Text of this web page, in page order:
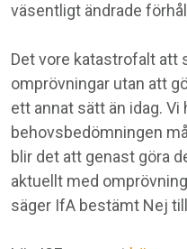
väsentligt ändrade
Det vore katastrofalt att
omprövningar utan att
ett annat sätt än idag. Vi
behovsbedömningen
blir det att genast göra
aktuellt med
säger IfA bestämt Nej